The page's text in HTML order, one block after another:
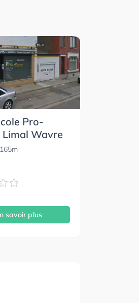
Pro-
Limal Wavre
savoir plus